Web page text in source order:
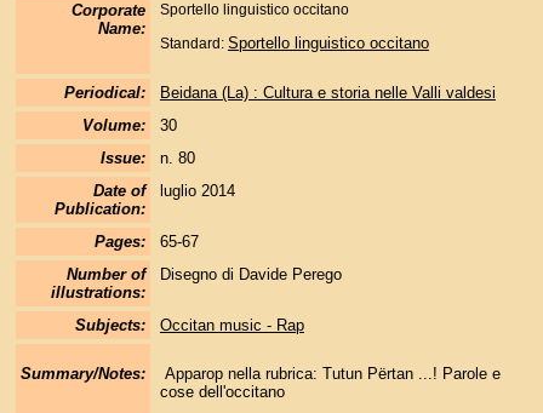
Corporate
Name:
Sportello linguistico occitano
Standard: Sportello linguistico occitano
Periodical:
Beidana (La) : Cultura e storia nelle Valli valdesi
Volume:
30
Issue:
n. 80
Date of
Publication:
luglio 2014
Pages:
65-67
Number of
illustrations:
Disegno di Davide Perego
Subjects: Occitan music - Rap
Summary/Notes:
Apparop nella rubrica: Tutun Përtan ...! Parole e
cose dell'occitano